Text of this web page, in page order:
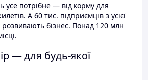
усе потрібне — від корму для
А 60 тис. підприємців з усієї
розвивають бізнес. Понад 120 млн
— для будь-якої